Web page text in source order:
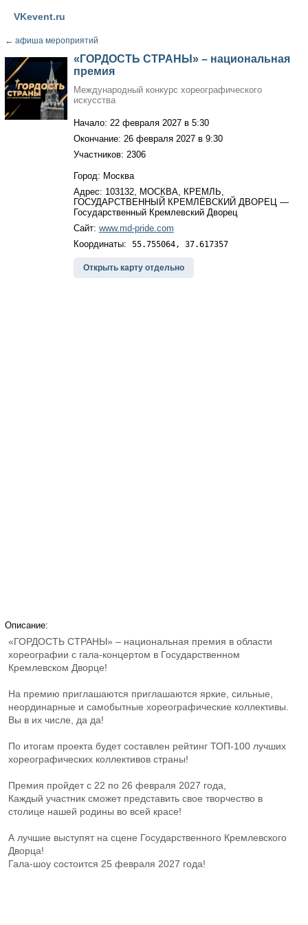
VKevent.ru
← афиша мероприятий
«ГОРДОСТЬ СТРАНЫ» – национальная
премия
Международный конкурс хореографического
искусства
Начало: 22 февраля 2027 в 5:30
Окончание: 26 февраля 2027 в 9:30
Участников: 2306
Город: Москва
Адрес: 103132, МОСКВА, КРЕМЛЬ,
ГОСУДАРСТВЕННЫЙ КРЕМЛЁВСКИЙ ДВОРЕЦ —
Государственный Кремлевский Дворец
Сайт: www.md-pride.com
Координаты: 55.755064, 37.617357
Открыть карту отдельно
Описание:
«ГОРДОСТЬ СТРАНЫ» – национальная премия в области
хореографии с гала-концертом в Государственном
Кремлевском Дворце!
На премию приглашаются приглашаются яркие, сильные,
неординарные и самобытные хореографические коллективы.
Вы в их числе, да да!
По итогам проекта будет составлен рейтинг ТОП-100 лучших
хореографических коллективов страны!
Премия пройдет с 22 по 26 февраля 2027 года,
Каждый участник сможет представить свое творчество в
столице нашей родины во всей красе!
А лучшие выступят на сцене Государственного Кремлевского
Дворца!
Гала-шоу состоится 25 февраля 2027 года!